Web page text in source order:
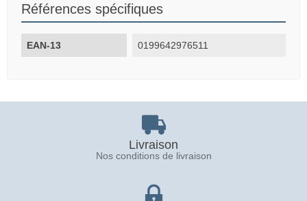
Références spécifiques
EAN-13 0199642976511
Livraison
Nos conditions de livraison